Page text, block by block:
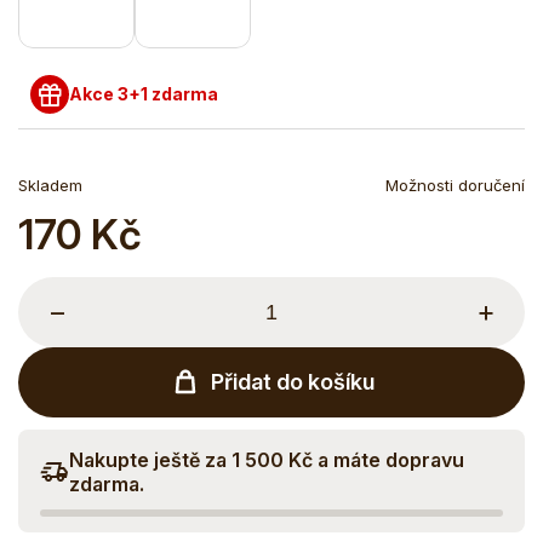
Skladem Možnosti doručení
170 Kč
Měrná
cena:
+
−
Přidat do košíku
Nakupte ještě za 1 500 Kč a máte dopravu
zdarma.
Akce 3+1 zdarma